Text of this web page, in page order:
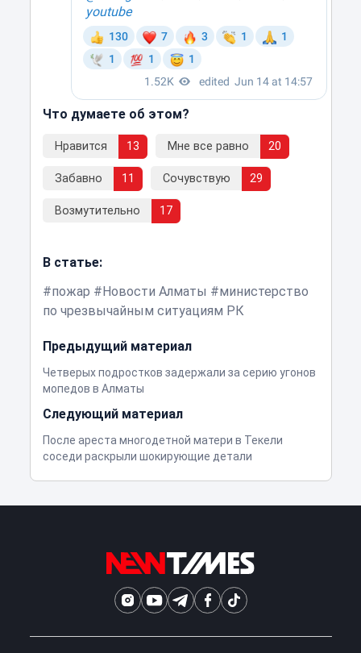
Что думаете об этом?
Нравится 13 Мне все равно 20
Забавно 11 Сочувствую 29
Возмутительно 17
В статье:
пожар
Новости Алматы
министерство
по чрезвычайным ситуациям РК
Предыдущий материал
Четверых подростков задержали за серию угонов
мопедов в Алматы
Следующий материал
После ареста многодетной матери в Текели
соседи раскрыли шокирующие детали